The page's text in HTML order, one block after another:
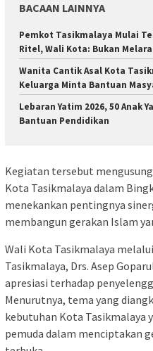
BACAAN LAINNYA
Pemkot Tasikmalaya Mulai
Ritel, Wali Kota: Bukan
Wanita Cantik Asal Kota
Keluarga Minta Bantuan
Lebaran Yatim 2026, 50 Anak
Bantuan Pendidikan
Kegiatan tersebut
Kota Tasikmalaya dalam
menekankan pentingnya
membangun gerakan Islam
Wali Kota Tasikmalaya
Tasikmalaya, Drs. Asep
apresiasi terhadap
Menurutnya, tema yang
kebutuhan Kota Tasikmalaya
pemuda dalam menciptakan